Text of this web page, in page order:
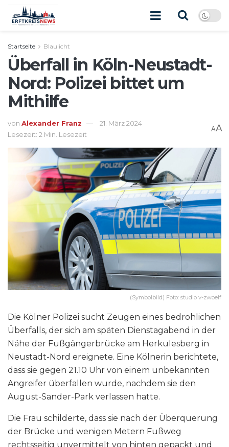
Startseite Blaulicht
Überfall in Köln-Neustadt-
Nord: Polizei bittet um
Mithilfe
von Alexander Franz
21. März 2024
Lesezeit: 2 Min. Lesezeit
AA
(Symbolbild) Foto: studio v-zwoelf
Die Kölner Polizei sucht Zeugen eines bedrohlichen
Überfalls, der sich am späten Dienstagabend in der
Nähe der Fußgängerbrücke am Herkulesberg in
Neustadt-Nord ereignete. Eine Kölnerin berichtete,
dass sie gegen 21.10 Uhr von einem unbekannten
Angreifer überfallen wurde, nachdem sie den
August-Sander-Park verlassen hatte.
Die Frau schilderte, dass sie nach der Überquerung
der Brücke und wenigen Metern Fußweg
rechtsseitig unvermittelt von hinten gepackt und